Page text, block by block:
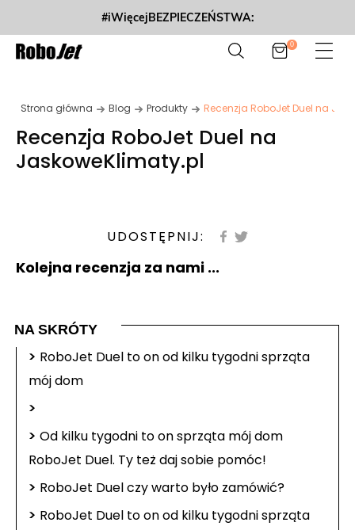
#iWięcejBEZPIECZEŃSTWA:
0
Strona główna Blog Produkty Recenzja RoboJet Duel na
Recenzja RoboJet Duel na
JaskoweKlimaty.pl
UDOSTĘPNIJ:
Kolejna recenzja za nami ...
NA SKRÓTY
> RoboJet Duel to on od kilku tygodni sprząta
mój dom
>
> Od kilku tygodni to on sprząta mój dom
RoboJet Duel. Ty też daj sobie pomóc!
> RoboJet Duel czy warto było zamówić?
> RoboJet Duel to on od kilku tygodni sprząta